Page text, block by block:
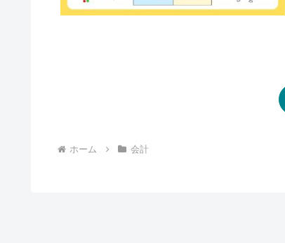
ホーム 会計